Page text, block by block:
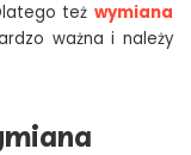
też wymiana
ważna i należy